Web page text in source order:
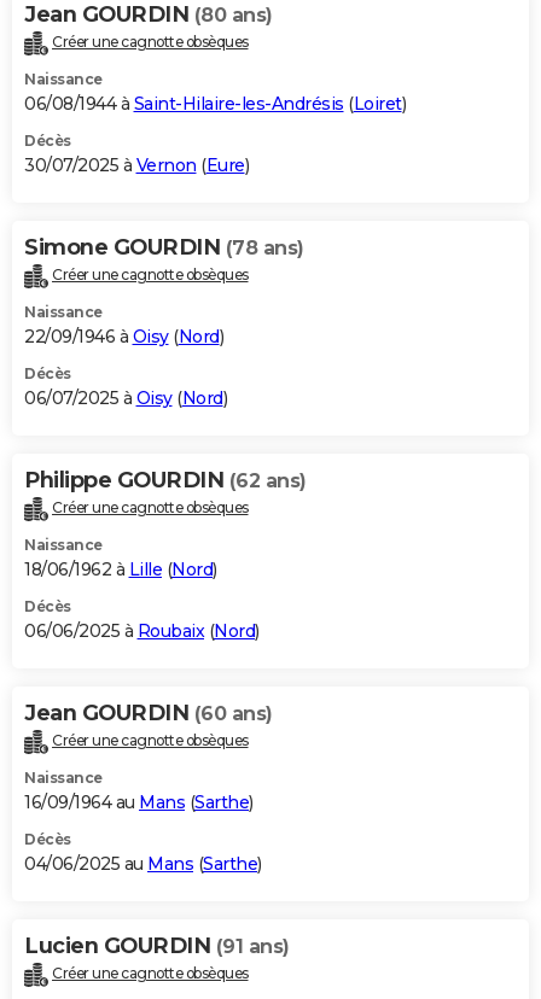
Jean GOURDIN (80 ans)
Créer une cagnotte obsèques
Naissance
06/08/1944 à Saint-Hilaire-les-Andrésis (Loiret)
Décès
30/07/2025 à Vernon (Eure)
Simone GOURDIN (78 ans)
Créer une cagnotte obsèques
Naissance
22/09/1946 à Oisy(Nord)
Décès
06/07/2025 à Oisy(Nord)
Philippe GOURDIN (62 ans)
Créer une cagnotte obsèques
Naissance
18/06/1962 à Lille (Nord)
Décès
06/06/2025 à Roubaix(Nord)
Jean GOURDIN (60 ans)
Créer une cagnotte obsèques
Naissance
16/09/1964 au Mans (Sarthe)
Décès
04/06/2025 au Mans (Sarthe)
Lucien GOURDIN (91 ans)
Créer une cagnotte obsèques